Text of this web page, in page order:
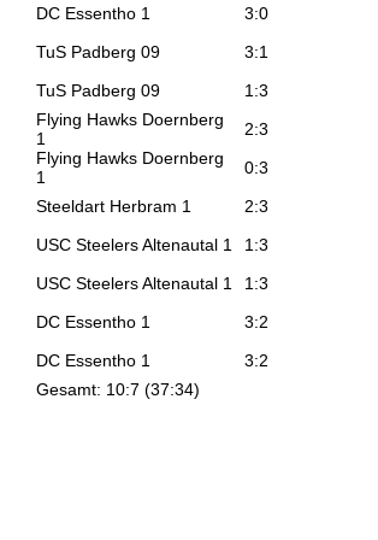
DC Essentho 1
3:0
TuS Padberg 09
3:1
TuS Padberg 09
1:3
Flying Hawks Doernberg
1
2:3
Flying Hawks Doernberg
1
0:3
Steeldart Herbram 1
2:3
USC Steelers Altenautal 1
1:3
USC Steelers Altenautal 1
1:3
DC Essentho 1
3:2
DC Essentho 1
3:2
Gesamt: 10:7 (37:34)